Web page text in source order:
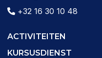
+32 16 30 10 48
ACTIVITEITEN
KURSUSDIENST